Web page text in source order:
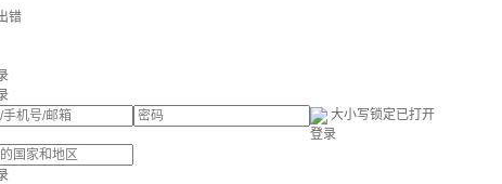
错
大小写锁定已打开
登录